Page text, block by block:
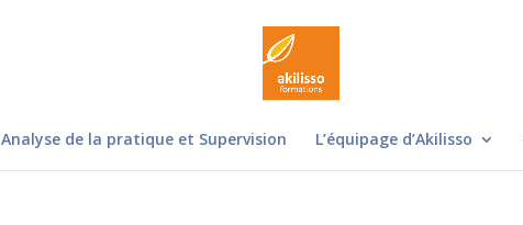
Analyse de la pratique et Supervision L’équipage d’Akilisso